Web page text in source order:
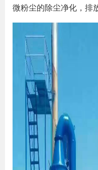
微粉尘的除尘净化，排